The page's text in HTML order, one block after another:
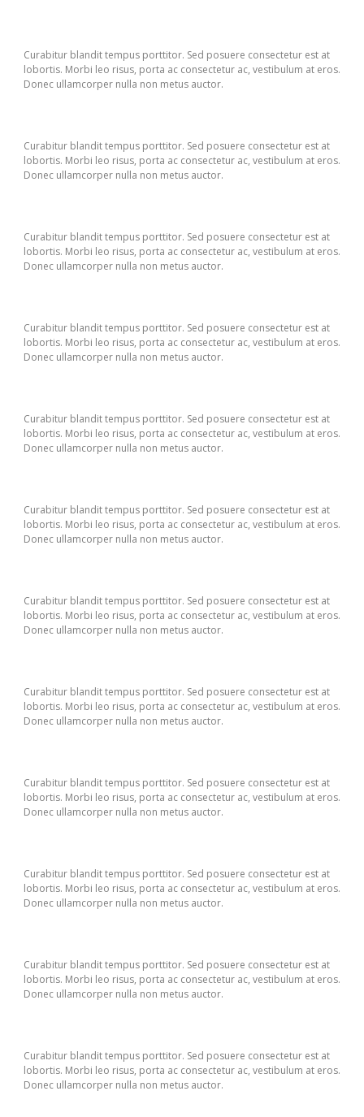
Curabitur blandit tempus porttitor. Sed posuere consectetur est at
lobortis. Morbi leo risus, porta ac consectetur ac, vestibulum at eros.
Donec ullamcorper nulla non metus auctor.
Curabitur blandit tempus porttitor. Sed posuere consectetur est at
lobortis. Morbi leo risus, porta ac consectetur ac, vestibulum at eros.
Donec ullamcorper nulla non metus auctor.
Curabitur blandit tempus porttitor. Sed posuere consectetur est at
lobortis. Morbi leo risus, porta ac consectetur ac, vestibulum at eros.
Donec ullamcorper nulla non metus auctor.
Curabitur blandit tempus porttitor. Sed posuere consectetur est at
lobortis. Morbi leo risus, porta ac consectetur ac, vestibulum at eros.
Donec ullamcorper nulla non metus auctor.
Curabitur blandit tempus porttitor. Sed posuere consectetur est at
lobortis. Morbi leo risus, porta ac consectetur ac, vestibulum at eros.
Donec ullamcorper nulla non metus auctor.
Curabitur blandit tempus porttitor. Sed posuere consectetur est at
lobortis. Morbi leo risus, porta ac consectetur ac, vestibulum at eros.
Donec ullamcorper nulla non metus auctor.
Curabitur blandit tempus porttitor. Sed posuere consectetur est at
lobortis. Morbi leo risus, porta ac consectetur ac, vestibulum at eros.
Donec ullamcorper nulla non metus auctor.
Curabitur blandit tempus porttitor. Sed posuere consectetur est at
lobortis. Morbi leo risus, porta ac consectetur ac, vestibulum at eros.
Donec ullamcorper nulla non metus auctor.
Curabitur blandit tempus porttitor. Sed posuere consectetur est at
lobortis. Morbi leo risus, porta ac consectetur ac, vestibulum at eros.
Donec ullamcorper nulla non metus auctor.
Curabitur blandit tempus porttitor. Sed posuere consectetur est at
lobortis. Morbi leo risus, porta ac consectetur ac, vestibulum at eros.
Donec ullamcorper nulla non metus auctor.
Curabitur blandit tempus porttitor. Sed posuere consectetur est at
lobortis. Morbi leo risus, porta ac consectetur ac, vestibulum at eros.
Donec ullamcorper nulla non metus auctor.
Curabitur blandit tempus porttitor. Sed posuere consectetur est at
lobortis. Morbi leo risus, porta ac consectetur ac, vestibulum at eros.
Donec ullamcorper nulla non metus auctor.